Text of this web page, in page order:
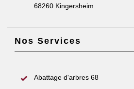
68260 Kingersheim
Nos Services
Abattage d'arbres 68